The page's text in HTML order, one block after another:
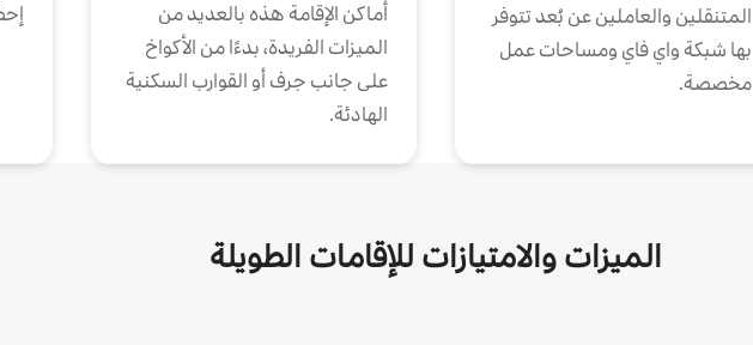
المتنقلين والعاملين عن بُعد تتوفر
بها شبكة واي فاي ومساحات عمل
مخصصة.
أماكن الإقامة هذه بالعديد من
الميزات الفريدة، بدءًا من الأكواخ
على جانب جرف أو القوارب السكنية
الهادئة.
الميزات والامتيازات للإقامات الطويلة